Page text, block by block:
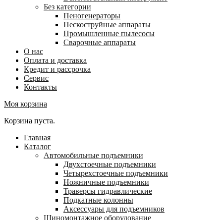
Без категории
Пеногенераторы
Пескоструйные аппараты
Промышленные пылесосы
Сварочные аппараты
О нас
Оплата и доставка
Кредит и рассрочка
Сервис
Контакты
Моя корзина
Корзина пуста.
Главная
Каталог
Автомобильные подъемники
Двухстоечные подъемники
Четырехстоечные подъемники
Ножничные подъемники
Траверсы гидравлические
Подкатные колонны
Аксессуары для подъемников
Шиномонтажное оборудование